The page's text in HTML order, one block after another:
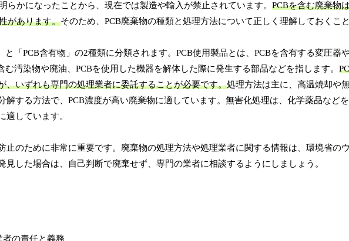
らかになったことから、現在では製造や輸入が禁止されています。 PCBを含む廃棄物
があります。そのため、PCB廃棄物の種類と処理方法について正しく理解しておくこ
「PCB含有物」の2種類に分類されます。PCB使用製品とは、PCBを含有する変圧器
汚染物や廃油、PCBを使用した機器を解体した際に発生する部品などを指します。
、いずれも専門の処理業者に委託することが必要です。処理方法は主に、高温焼却や
解する方法で、PCB濃度が高い廃棄物に適しています。無害化処理は、化学薬品など
適しています。
止のために非常に重要です。廃棄物の処理方法や処理業者に関する情報は、環境省の
見した場合は、自己判断で廃棄せず、専門の業者に相談するようにしましょう。